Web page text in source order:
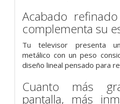
Acabado
complementa su
Tu televisor presenta
metálico con un peso
diseño lineal pensado para
Cuanto más
pantalla, más